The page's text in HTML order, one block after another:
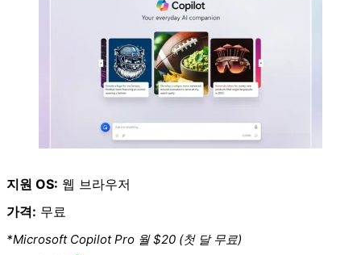
지원 OS: 웹 브라우저
가격: 무료
*Microsoft Copilot Pro 월 $20 (첫 달 무료)